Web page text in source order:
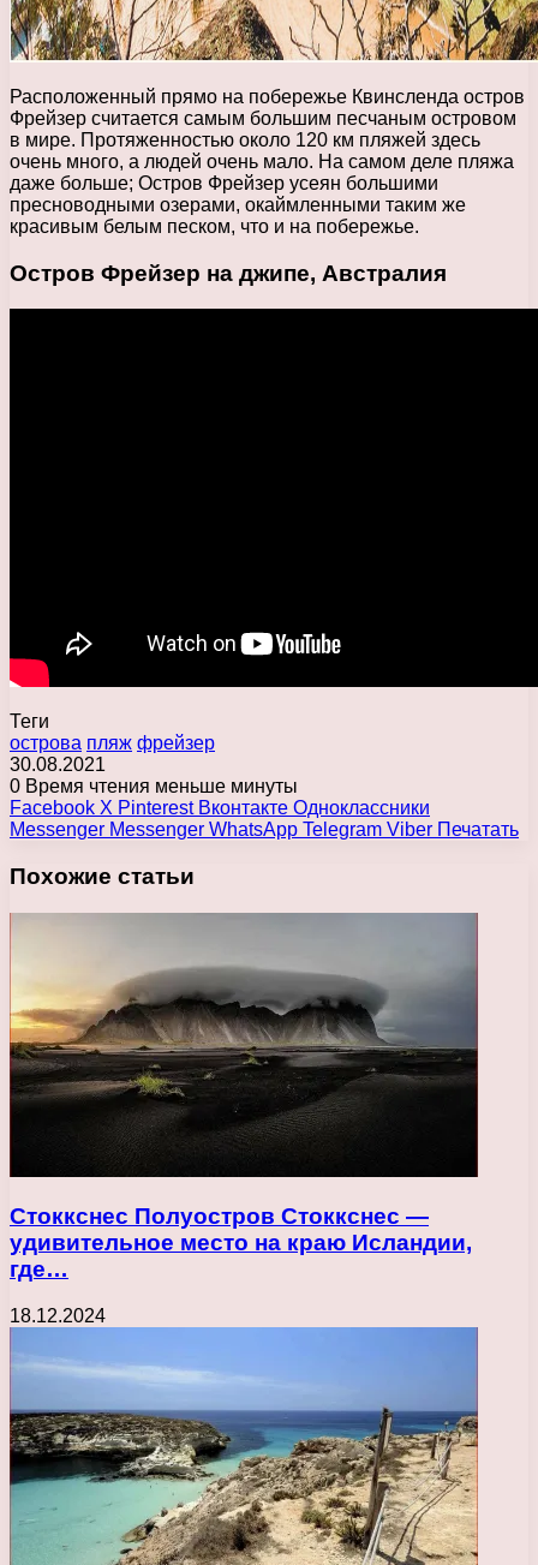
Расположенный прямо на побережье Квинсленда остров
Фрейзер считается самым большим песчаным островом
в мире. Протяженностью около 120 км пляжей здесь
очень много, а людей очень мало. На самом деле пляжа
даже больше; Остров Фрейзер усеян большими
пресноводными озерами, окаймленными таким же
красивым белым песком, что и на побережье.
Остров Фрейзер на джипе, Австралия
Теги
острова пляж фрейзер
30.08.2021
0 Время чтения меньше минуты
Facebook X Pinterest Вконтакте Одноклассники
Messenger Messenger WhatsApp Telegram Viber Печатать
Похожие статьи
Стоккснес Полуостров Стоккснес —
удивительное место на краю Исландии,
где…
18.12.2024